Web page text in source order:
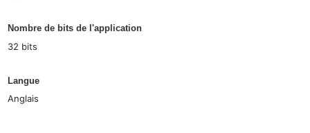
Nombre de bits de l'application
32 bits
Langue
Anglais